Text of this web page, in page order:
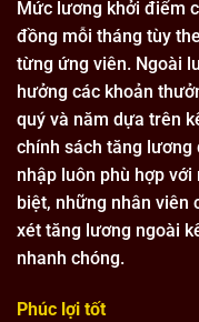
Mức lương khởi điểm
đồng mỗi tháng tùy
từng ứng viên. Ngoài
hưởng các khoản
quý và năm dựa trên
chính sách tăng
nhập luôn phù hợp
biệt, những nhân viên
xét tăng lương ngoài
nhanh chóng.
Phúc lợi tốt